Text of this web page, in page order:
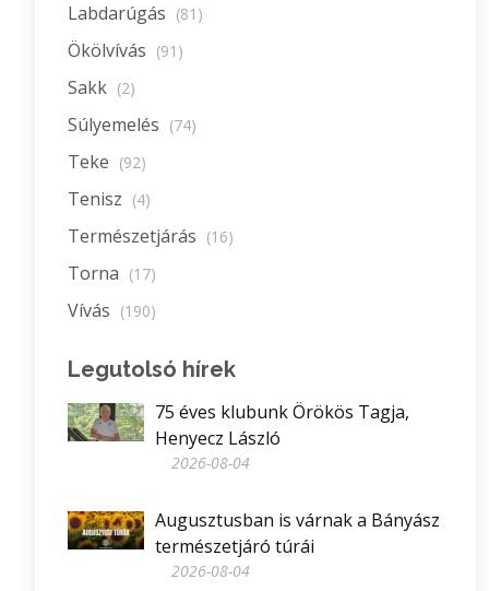
Labdarúgás (81)
Ökölvívás (91)
Sakk (2)
Súlyemelés (74)
Teke (92)
Tenisz (4)
Természetjárás (16)
Torna (17)
Vívás (190)
Legutolsó hírek
75 éves klubunk Örökös Tagja,
Henyecz László
2026-08-04
Augusztusban is várnak a Bányász
természetjáró túrái
2026-08-04